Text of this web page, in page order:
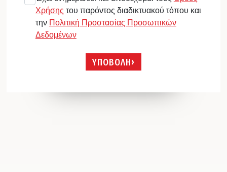
Χρήσης του παρόντος διαδικτυακού τόπου και
την Πολιτική Προστασίας Προσωπικών
Δεδομένων
ΥΠΟΒΟΛΗ